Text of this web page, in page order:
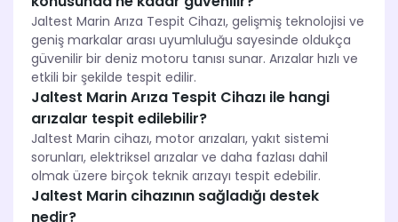
Jaltest Marin Arıza Tespit Cihazı, gelişmiş teknolojisi ve
geniş markalar arası uyumluluğu sayesinde oldukça
güvenilir bir deniz motoru tanısı sunar. Arızalar hızlı ve
etkili bir şekilde tespit edilir.
Jaltest Marin Arıza Tespit Cihazı ile hangi
arızalar tespit edilebilir?
Jaltest Marin cihazı, motor arızaları, yakıt sistemi
sorunları, elektriksel arızalar ve daha fazlası dahil
olmak üzere birçok teknik arızayı tespit edebilir.
Jaltest Marin cihazının sağladığı destek
nedir?